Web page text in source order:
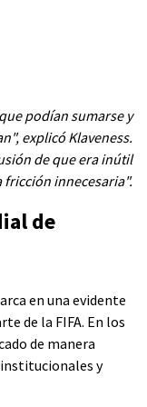
podían sumarse y
explicó Klaveness.
de que era inútil
fricción innecesaria".
de
en una evidente
de la FIFA. En los
de manera
y